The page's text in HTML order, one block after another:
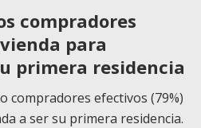
compradores
para
primera residencia
compradores efectivos (79%)
a ser su primera residencia.